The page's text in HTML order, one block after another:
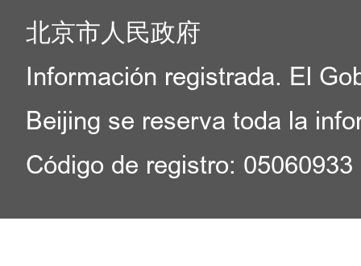
北京市人民政府
Información registrada. El
Beijing se reserva toda la
Código de registro: 05060933